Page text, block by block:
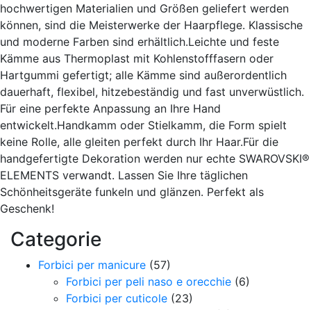
hochwertigen Materialien und Größen geliefert werden
können, sind die Meisterwerke der Haarpflege. Klassische
und moderne Farben sind erhältlich.Leichte und feste
Kämme aus Thermoplast mit Kohlenstofffasern oder
Hartgummi gefertigt; alle Kämme sind außerordentlich
dauerhaft, flexibel, hitzebeständig und fast unverwüstlich.
Für eine perfekte Anpassung an Ihre Hand
entwickelt.Handkamm oder Stielkamm, die Form spielt
keine Rolle, alle gleiten perfekt durch Ihr Haar.Für die
handgefertigte Dekoration werden nur echte SWAROVSKI®
ELEMENTS verwandt. Lassen Sie Ihre täglichen
Schönheitsgeräte funkeln und glänzen. Perfekt als
Geschenk!
Categorie
Forbici per manicure (57)
Forbici per peli naso e orecchie (6)
Forbici per cuticole (23)